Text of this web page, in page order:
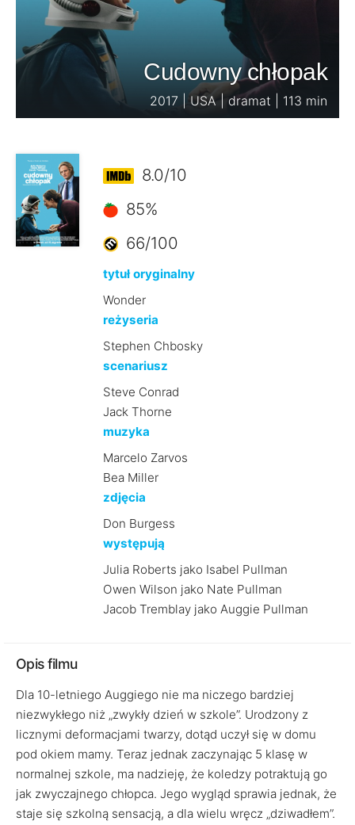
Cudowny chłopak
2017 | USA | dramat | 113 min
8.0/10
85%
66/100
tytuł oryginalny
Wonder
reżyseria
Stephen Chbosky
scenariusz
Steve Conrad
Jack Thorne
muzyka
Marcelo Zarvos
Bea Miller
zdjęcia
Don Burgess
występują
Julia Roberts jako Isabel Pullman
Owen Wilson jako Nate Pullman
Jacob Tremblay jako Auggie Pullman
Opis filmu
Dla 10-letniego Auggiego nie ma niczego bardziej
niezwykłego niż „zwykły dzień w szkole”. Urodzony z
licznymi deformacjami twarzy, dotąd uczył się w domu
pod okiem mamy. Teraz jednak zaczynając 5 klasę w
normalnej szkole, ma nadzieję, że koledzy potraktują go
jak zwyczajnego chłopca. Jego wygląd sprawia jednak, że
staje się szkolną sensacją, a dla wielu wręcz „dziwadłem”.